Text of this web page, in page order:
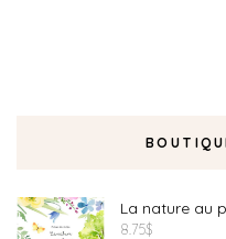
La nature au
8.75$